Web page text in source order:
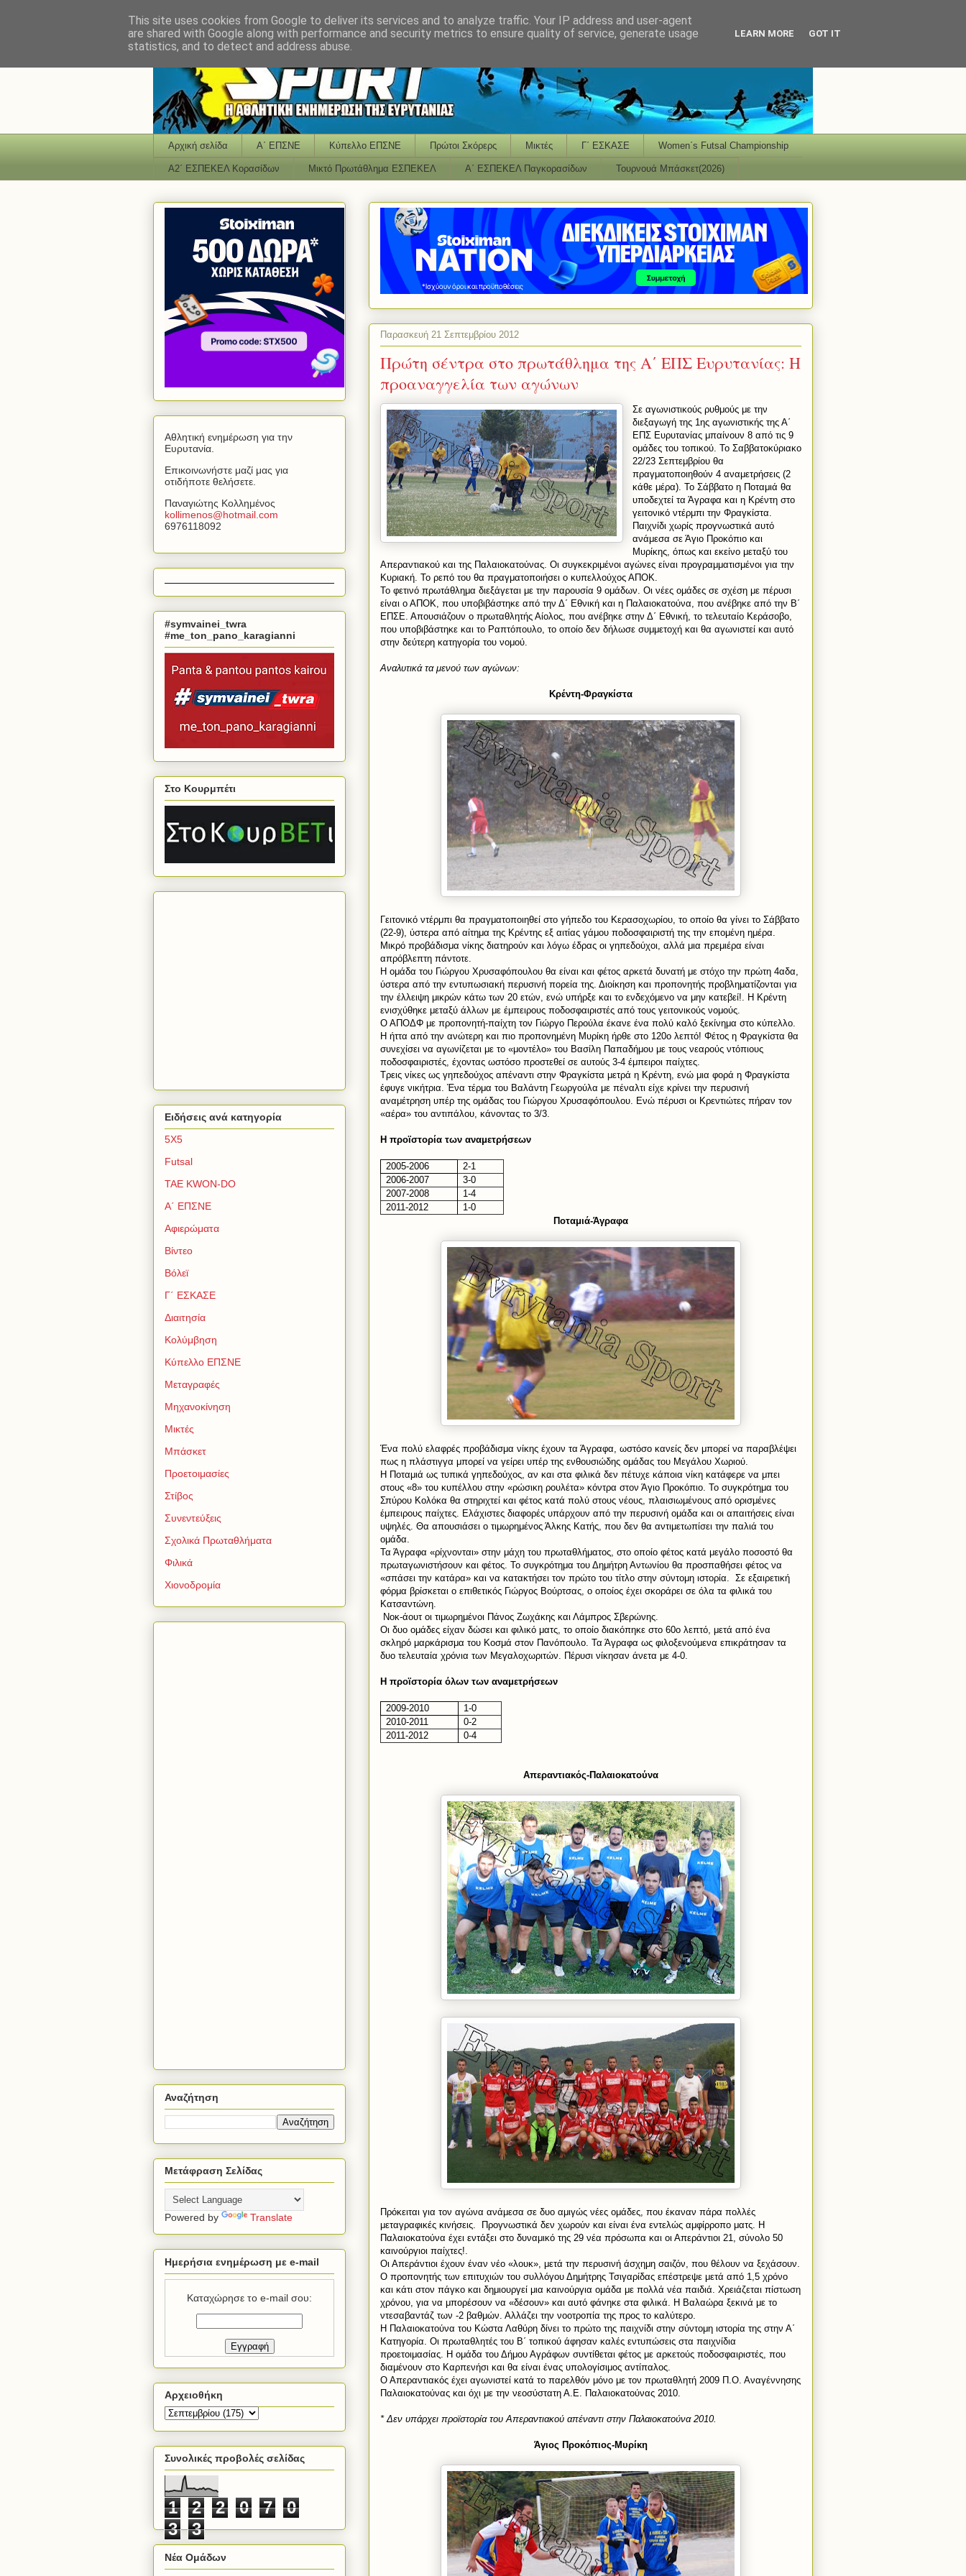
Αρχική σελίδα Α΄ ΕΠΣΝΕ Κύπελλο ΕΠΣΝΕ Πρώτοι Σκόρερς Μικτές Γ΄ ΕΣΚΑΣΕ Women΄s Futsal Championship
Α2΄ ΕΣΠΕΚΕΛ Κορασίδων Μικτό Πρωτάθλημα ΕΣΠΕΚΕΛ Α΄ ΕΣΠΕΚΕΛ Παγκορασίδων Τουρνουά Μπάσκετ(2026)
Παρασκευή 21 Σεπτεμβρίου 2012
Πρώτη σέντρα στο πρωτάθλημα της Α΄ ΕΠΣ Ευρυτανίας: Η
προαναγγελία των αγώνων
Σε αγωνιστικούς ρυθμούς με την
διεξαγωγή της 1ης αγωνιστικής της Α΄
ΕΠΣ Ευρυτανίας μπαίνουν 8 από τις 9
ομάδες του τοπικού. Το Σαββατοκύριακο
22/23 Σεπτεμβρίου θα
πραγματοποιηθούν 4 αναμετρήσεις (2
κάθε μέρα). Το Σάββατο η Ποταμιά θα
υποδεχτεί τα Άγραφα και η Κρέντη στο
γειτονικό ντέρμπι την Φραγκίστα.
Παιχνίδι χωρίς προγνωστικά αυτό
ανάμεσα σε Άγιο Προκόπιο και
Μυρίκης, όπως και εκείνο μεταξύ του
Απεραντιακού και της Παλαιοκατούνας. Οι συγκεκριμένοι αγώνες είναι προγραμματισμένοι για την
Κυριακή. Το ρεπό του θα πραγματοποιήσει ο κυπελλούχος ΑΠΟΚ.
Το φετινό πρωτάθλημα διεξάγεται με την παρουσία 9 ομάδων. Οι νέες ομάδες σε σχέση με πέρυσι
είναι ο ΑΠΟΚ, που υποβιβάστηκε από την Δ΄ Εθνική και η Παλαιοκατούνα, που ανέβηκε από την Β΄
ΕΠΣΕ. Απουσιάζουν ο πρωταθλητής Αίολος, που ανέβηκε στην Δ΄ Εθνική, το τελευταίο Κεράσοβο,
που υποβιβάστηκε και το Ραπτόπουλο, το οποίο δεν δήλωσε συμμετοχή και θα αγωνιστεί και αυτό
στην δεύτερη κατηγορία του νομού.
Αναλυτικά τα μενού των αγώνων:
Κρέντη-Φραγκίστα
Γειτονικό ντέρμπι θα πραγματοποιηθεί στο γήπεδο του Κερασοχωρίου, το οποίο θα γίνει το Σάββατο
(22-9), ύστερα από αίτημα της Κρέντης εξ αιτίας γάμου ποδοσφαιριστή της την επομένη ημέρα.
Μικρό προβάδισμα νίκης διατηρούν και λόγω έδρας οι γηπεδούχοι, αλλά μια πρεμιέρα είναι
απρόβλεπτη πάντοτε.
Η ομάδα του Γιώργου Χρυσαφόπουλου θα είναι και φέτος αρκετά δυνατή με στόχο την πρώτη 4αδα,
ύστερα από την εντυπωσιακή περυσινή πορεία της. Διοίκηση και προπονητής προβληματίζονται για
την έλλειψη μικρών κάτω των 20 ετών, ενώ υπήρξε και το ενδεχόμενο να μην κατεβεί!. Η Κρέντη
ενισχύθηκε μεταξύ άλλων με έμπειρους ποδοσφαιριστές από τους γειτονικούς νομούς.
Ο ΑΠΟΔΦ με προπονητή-παίχτη τον Γιώργο Περούλα έκανε ένα πολύ καλό ξεκίνημα στο κύπελλο.
Η ήττα από την ανώτερη και πιο προπονημένη Μυρίκη ήρθε στο 120ο λεπτό! Φέτος η Φραγκίστα θα
συνεχίσει να αγωνίζεται με το «μοντέλο» του Βασίλη Παπαδήμου με τους νεαρούς ντόπιους
ποδοσφαιριστές, έχοντας ωστόσο προστεθεί σε αυτούς 3-4 έμπειροι παίχτες.
Τρεις νίκες ως γηπεδούχος απέναντι στην Φραγκίστα μετρά η Κρέντη, ενώ μια φορά η Φραγκίστα
έφυγε νικήτρια. Ένα τέρμα του Βαλάντη Γεωργούλα με πέναλτι είχε κρίνει την περυσινή
αναμέτρηση υπέρ της ομάδας του Γιώργου Χρυσαφόπουλου. Ενώ πέρυσι οι Κρεντιώτες πήραν τον
«αέρα» του αντιπάλου, κάνοντας το 3/3.
Η προϊστορία των αναμετρήσεων
2005-2006
2-1
2006-2007
3-0
2007-2008
1-4
2011-2012
1-0
Ποταμιά-Άγραφα
Ένα πολύ ελαφρές προβάδισμα νίκης έχουν τα Άγραφα, ωστόσο κανείς δεν μπορεί να παραβλέψει
πως η πλάστιγγα μπορεί να γείρει υπέρ της ενθουσιώδης ομάδας του Μεγάλου Χωριού.
Η Ποταμιά ως τυπικά γηπεδούχος, αν και στα φιλικά δεν πέτυχε κάποια νίκη κατάφερε να μπει
στους «8» του κυπέλλου στην «ρώσικη ρουλέτα» κόντρα στον Άγιο Προκόπιο. Το συγκρότημα του
Σπύρου Κολόκα θα στηριχτεί και φέτος κατά πολύ στους νέους, πλαισιωμένους από ορισμένες
έμπειρους παίχτες. Ελάχιστες διαφορές υπάρχουν από την περυσινή ομάδα και οι απαιτήσεις είναι
υψηλές. Θα απουσιάσει ο τιμωρημένος Άλκης Κατής, που δεν θα αντιμετωπίσει την παλιά του
ομάδα.
Τα Άγραφα «ρίχνονται» στην μάχη του πρωταθλήματος, στο οποίο φέτος κατά μεγάλο ποσοστό θα
πρωταγωνιστήσουν και φέτος. Το συγκρότημα του Δημήτρη Αντωνίου θα προσπαθήσει φέτος να
«σπάσει την κατάρα» και να κατακτήσει τον πρώτο του τίτλο στην σύντομη ιστορία. Σε εξαιρετική
φόρμα βρίσκεται ο επιθετικός Γιώργος Βούρτσας, ο οποίος έχει σκοράρει σε όλα τα φιλικά του
Κατσαντώνη.
Νοκ-άουτ οι τιμωρημένοι Πάνος Ζωχάκης και Λάμπρος Σβερώνης.
Οι δυο ομάδες είχαν δώσει και φιλικό ματς, το οποίο διακόπηκε στο 60ο λεπτό, μετά από ένα
σκληρό μαρκάρισμα του Κοσμά στον Πανόπουλο. Τα Άγραφα ως φιλοξενούμενα επικράτησαν τα
δυο τελευταία χρόνια των Μεγαλοχωριτών. Πέρυσι νίκησαν άνετα με 4-0.
Η προϊστορία όλων των αναμετρήσεων
2009-2010
1-0
2010-2011
0-2
2011-2012
0-4
Απεραντιακός-Παλαιοκατούνα
Πρόκειται για τον αγώνα ανάμεσα σε δυο αμιγώς νέες ομάδες, που έκαναν πάρα πολλές
μεταγραφικές κινήσεις. Προγνωστικά δεν χωρούν και είναι ένα εντελώς αμφίρροπο ματς. Η
Παλαιοκατούνα έχει εντάξει στο δυναμικό της 29 νέα πρόσωπα και οι Απεράντιοι 21, σύνολο 50
καινούργιοι παίχτες!.
Οι Απεράντιοι έχουν έναν νέο «λουκ», μετά την περυσινή άσχημη σαιζόν, που θέλουν να ξεχάσουν.
Ο προπονητής των επιτυχιών του συλλόγου Δημήτρης Τσιγαρίδας επέστρεψε μετά από 1,5 χρόνο
και κάτι στον πάγκο και δημιουργεί μια καινούργια ομάδα με πολλά νέα παιδιά. Χρειάζεται πίστωση
χρόνου, για να μπορέσουν να «δέσουν» και αυτό φάνηκε στα φιλικά. Η Βαλαώρα ξεκινά με το
ντεσαβαντάζ των -2 βαθμών. Αλλάζει την νοοτροπία της προς το καλύτερο.
Η Παλαιοκατούνα του Κώστα Λαθύρη δίνει το πρώτο της παιχνίδι στην σύντομη ιστορία της στην Α΄
Κατηγορία. Οι πρωταθλητές του Β΄ τοπικού άφησαν καλές εντυπώσεις στα παιχνίδια
προετοιμασίας. Η ομάδα του Δήμου Αγράφων συντίθεται φέτος με αρκετούς ποδοσφαιριστές, που
διαμένουν στο Καρπενήσι και θα είναι ένας υπολογίσιμος αντίπαλος.
Ο Απεραντιακός έχει αγωνιστεί κατά το παρελθόν μόνο με τον πρωταθλητή 2009 Π.Ο. Αναγέννησης
Παλαιοκατούνας και όχι με την νεοσύστατη Α.Ε. Παλαιοκατούνας 2010.
* Δεν υπάρχει προϊστορία του Απεραντιακού απέναντι στην Παλαιοκατούνα 2010.
Άγιος Προκόπιος-Μυρίκη
Αθλητική ενημέρωση για την
Ευρυτανία.
Επικοινωνήστε μαζί μας για
οτιδήποτε θελήσετε.
Παναγιώτης Κολλημένος
kollimenos@hotmail com
6976118092
#symvainei_twra
#me_ton_pano_karagianni
Στο Κουρμπέτι
Ειδήσεις ανά κατηγορία
5Χ5
Futsal
TAE KWON-DO
Α΄ ΕΠΣΝΕ
Αφιερώματα
Βίντεο
Βόλεϊ
Γ΄ ΕΣΚΑΣΕ
Διαιτησία
Κολύμβηση
Κύπελλο ΕΠΣΝΕ
Μεταγραφές
Μηχανοκίνηση
Μικτές
Μπάσκετ
Προετοιμασίες
Στίβος
Συνεντεύξεις
Σχολικά Πρωταθλήματα
Φιλικά
Χιονοδρομία
Αναζήτηση
Μετάφραση Σελίδας
Powered by Translate
Ημερήσια ενημέρωση με e-mail
Καταχώρησε το e-mail σου:
Αρχειοθήκη
Συνολικές προβολές σελίδας
1 2 2 0 7
0
3
3
Νέα Ομάδων
This site uses cookies from Google to deliver its services and to analyze traffic. Your IP address and user-agent
are shared with Google along with performance and security metrics to ensure quality of service, generate usage
statistics, and to detect and address abuse.
LEARN MORE GOT IT